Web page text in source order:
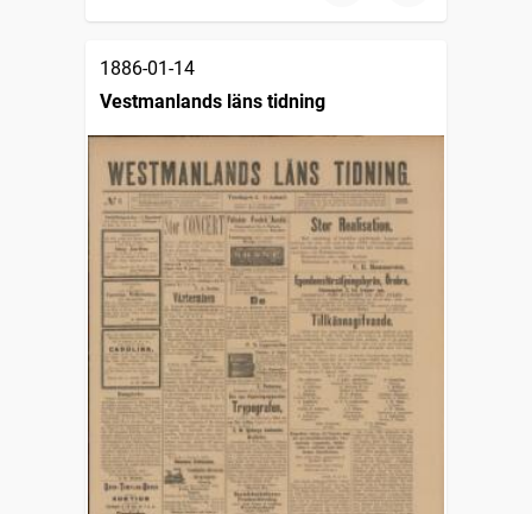
1886-01-14
Vestmanlands läns tidning